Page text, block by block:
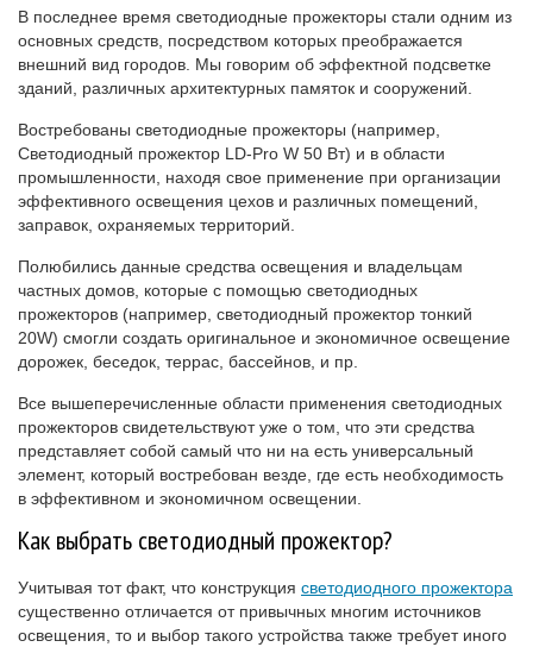
В последнее время светодиодные прожекторы стали одним из
основных средств, посредством которых преображается
внешний вид городов. Мы говорим об эффектной подсветке
зданий, различных архитектурных памяток и сооружений.
Востребованы светодиодные прожекторы (например,
Светодиодный прожектор LD-Pro W 50 Вт) и в области
промышленности, находя свое применение при организации
эффективного освещения цехов и различных помещений,
заправок, охраняемых территорий.
Полюбились данные средства освещения и владельцам
частных домов, которые с помощью светодиодных
прожекторов (например, светодиодный прожектор тонкий
20W) смогли создать оригинальное и экономичное освещение
дорожек, беседок, террас, бассейнов, и пр.
Все вышеперечисленные области применения светодиодных
прожекторов свидетельствуют уже о том, что эти средства
представляет собой самый что ни на есть универсальный
элемент, который востребован везде, где есть необходимость
в эффективном и экономичном освещении.
Как выбрать светодиодный прожектор?
Учитывая тот факт, что конструкция светодиодного прожектора
существенно отличается от привычных многим источников
освещения, то и выбор такого устройства также требует иного